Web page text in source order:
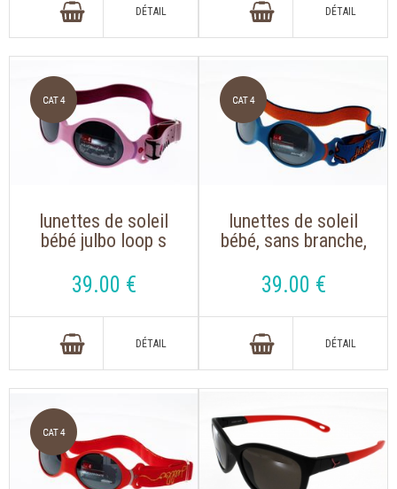
lunettes de soleil
bébé julbo loop s
39.00 €
lunettes de soleil
bébé, sans branche,
orange
39.00 €